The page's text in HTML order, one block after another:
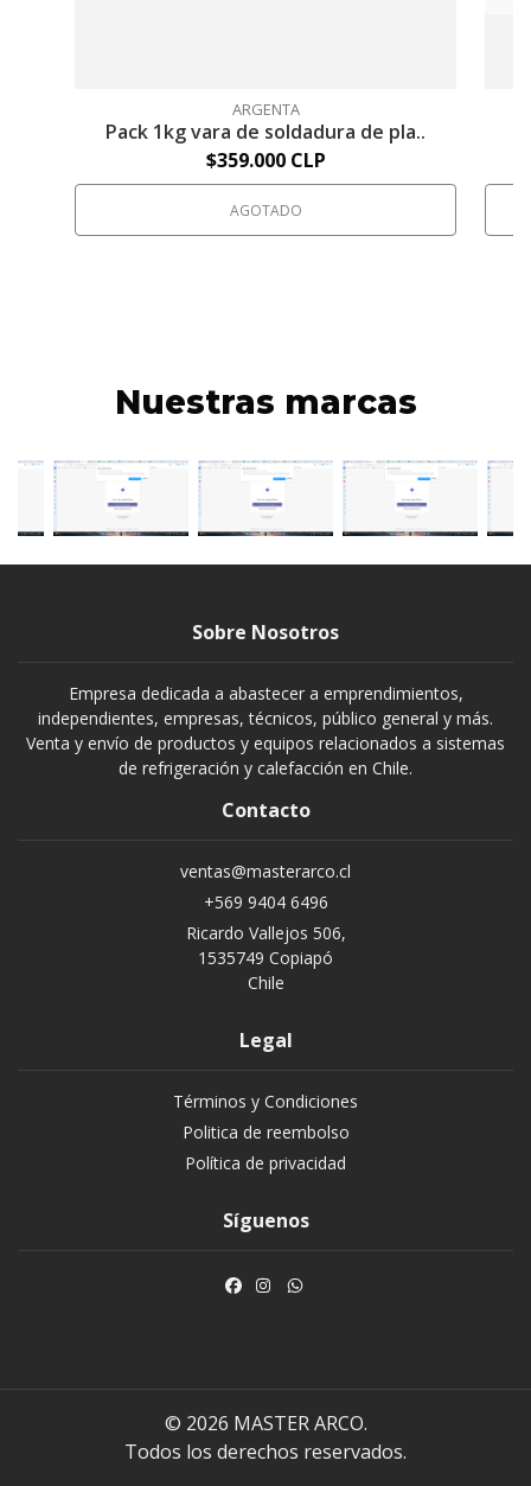
ARGENTA
Pack 1kg vara de soldadura de pla..
$359.000 CLP
AGOTADO
Nuestras marcas
Sobre Nosotros
Empresa dedicada a abastecer a emprendimientos,
independientes, empresas, técnicos, público general y más.
Venta y envío de productos y equipos relacionados a sistemas
de refrigeración y calefacción en Chile.
Contacto
ventas@masterarco.cl
+569 9404 6496
Ricardo Vallejos 506,
1535749 Copiapó
Chile
Legal
Términos y Condiciones
Politica de reembolso
Política de privacidad
Síguenos
© 2026 MASTER ARCO.
Todos los derechos reservados.